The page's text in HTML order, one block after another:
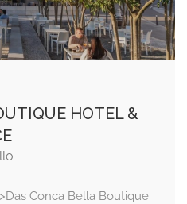
HOTEL &
Conca Bella Boutique